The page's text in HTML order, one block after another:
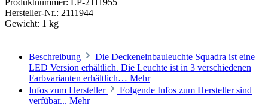
Produktnummer: LP-2111955
Hersteller-Nr.: 2111944
Gewicht: 1 kg
Beschreibung
Die Deckeneinbauleuchte Squadra ist eine
LED Version erhältlich. Die Leuchte ist in 3 verschiedenen
Farbvarianten erhältlich… Mehr
Infos zum Hersteller
Folgende Infos zum Hersteller sind
verfübar... Mehr